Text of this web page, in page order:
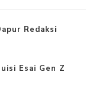
Redaksi
Esai Gen Z